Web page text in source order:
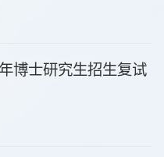
博士研究生招生复试